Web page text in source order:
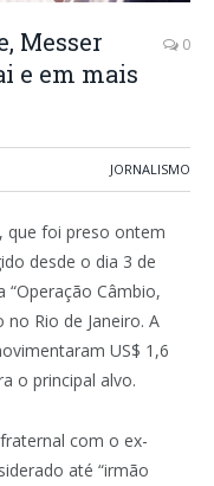
Messer
e em mais
0
JORNALISMO
que foi preso ontem
desde o dia 3 de
Câmbio,
Rio de Janeiro. A
US$ 1,6
o principal alvo.
com o ex-
até “irmão